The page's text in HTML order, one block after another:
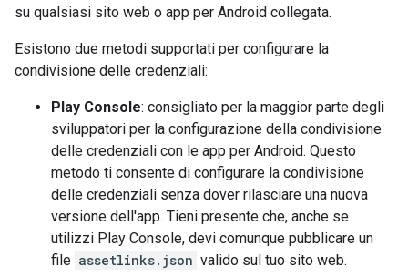
su qualsiasi sito web o app per Android collegata.
Esistono due metodi supportati per configurare la
condivisione delle credenziali:
Play Console: consigliato per la maggior parte degli
sviluppatori per la configurazione della condivisione
delle credenziali con le app per Android. Questo
metodo ti consente di configurare la condivisione
delle credenziali senza dover rilasciare una nuova
versione dell'app. Tieni presente che, anche se
utilizzi Play Console, devi comunque pubblicare un
file assetlinks.json valido sul tuo sito web.